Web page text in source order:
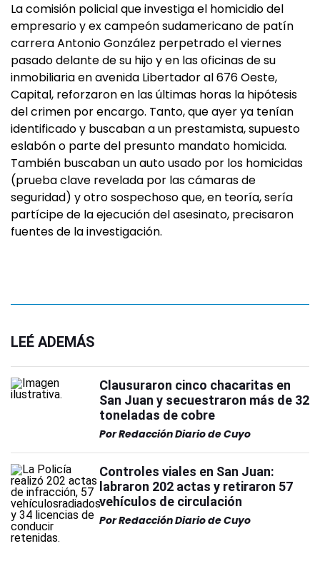
La comisión policial que investiga el homicidio del
empresario y ex campeón sudamericano de patín
carrera Antonio González perpetrado el viernes
pasado delante de su hijo y en las oficinas de su
inmobiliaria en avenida Libertador al 676 Oeste,
Capital, reforzaron en las últimas horas la hipótesis
del crimen por encargo. Tanto, que ayer ya tenían
identificado y buscaban a un prestamista, supuesto
eslabón o parte del presunto mandato homicida.
También buscaban un auto usado por los homicidas
(prueba clave revelada por las cámaras de
seguridad) y otro sospechoso que, en teoría, sería
partícipe de la ejecución del asesinato, precisaron
fuentes de la investigación.
LEÉ ADEMÁS
Clausuraron cinco chacaritas en
San Juan y secuestraron más de 32
toneladas de cobre
PorRedacción Diario de Cuyo
Controles viales en San Juan:
labraron 202 actas y retiraron 57
vehículos de circulación
PorRedacción Diario de Cuyo